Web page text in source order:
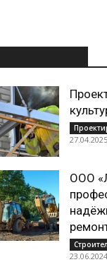
27.04.2025
ООО
23.06.2024